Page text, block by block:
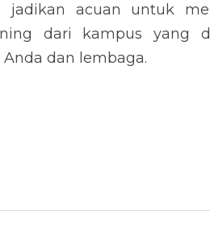
acuan untuk
dari kampus yang
dan lembaga.